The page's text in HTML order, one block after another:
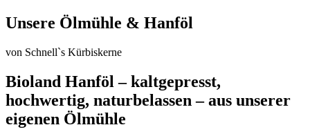
Unsere Ölmühle & Hanföl
von Schnell`s Kürbiskerne
Bioland Hanföl – kaltgepresst,
hochwertig, naturbelassen – aus unserer
eigenen Ölmühle